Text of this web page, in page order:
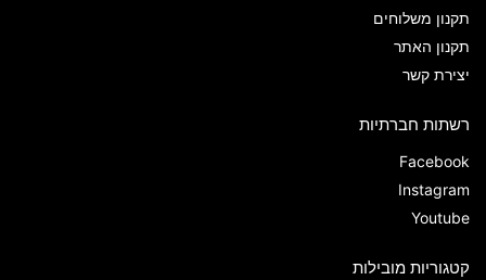
תקנון משלוחים
תקנון האתר
יצירת קשר
רשתות חברתיות
Facebook
Instagram
Youtube
קטגוריות מובילות